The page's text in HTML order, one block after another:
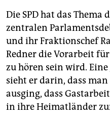
Die SPD hat das Thema
zentralen
und ihr Fraktionschef
Redner die Vorarbeit
zu hören sein wird.
sieht er darin, dass
ausging, dass
in ihre Heimatländer